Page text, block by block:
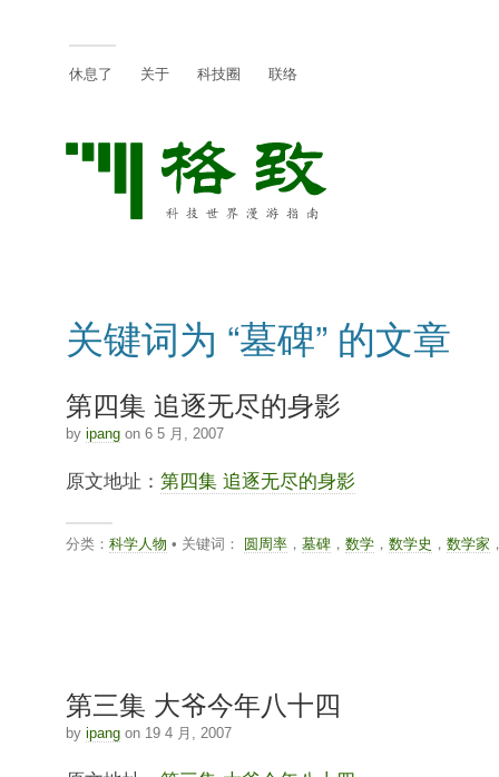
休息了 关于 科技圈 联络
关键词为 “墓碑” 的文章
第四集 追逐无尽的身影
by ipangon 6 5 月, 2007
原文地址： 第四集 追逐无尽的身影
分类： 科学人物 • 关键词： 圆周率， 墓碑， 数学， 数学史 ， 数学家
第三集 大爷今年八十四
by ipangon 19 4 月, 2007